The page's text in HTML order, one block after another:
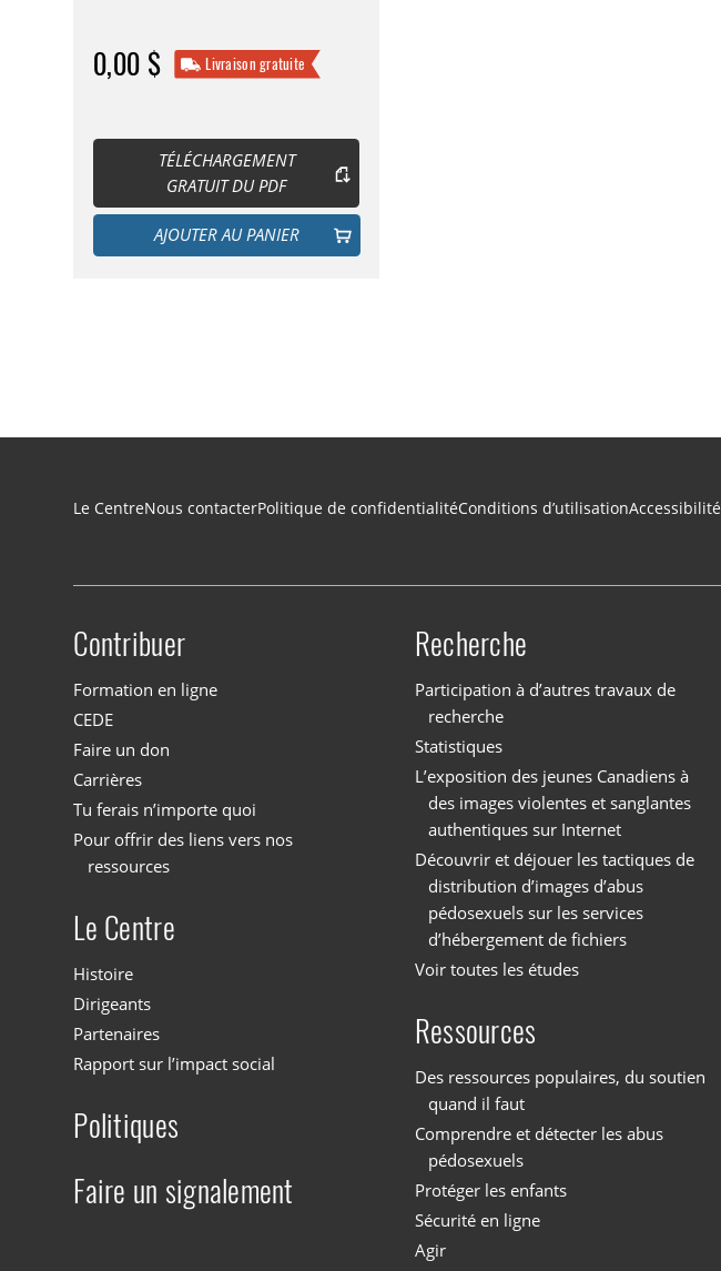
0,00 $ Livraison gratuite
TÉLÉCHARGEMENT
GRATUIT DU PDF
AJOUTER AU PANIER
Navigation du pied de page
Le CentreNous contacterPolitique de confidentialitéConditions d’utilisationAccessibilité
Site menu
Contribuer
Formation en ligne
CEDE
Faire un don
Carrières
Tu ferais n’importe quoi
Pour offrir des liens vers nos
ressources
Le Centre
Histoire
Dirigeants
Partenaires
Rapport sur l’impact social
Politiques
Faire un signalement
Recherche
Participation à d’autres travaux de
recherche
Statistiques
L’exposition des jeunes Canadiens à
des images violentes et sanglantes
authentiques sur Internet
Découvrir et déjouer les tactiques de
distribution d’images d’abus
pédosexuels sur les services
d’hébergement de fichiers
Voir toutes les études
Ressources
Des ressources populaires, du soutien
quand il faut
Comprendre et détecter les abus
pédosexuels
Protéger les enfants
Sécurité en ligne
Agir